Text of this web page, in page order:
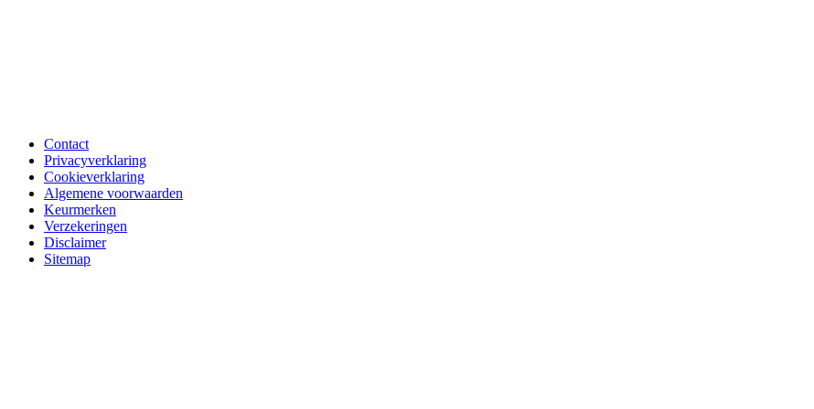
Contact
Privacyverklaring
Cookieverklaring
Algemene voorwaarden
Keurmerken
Verzekeringen
Disclaimer
Sitemap